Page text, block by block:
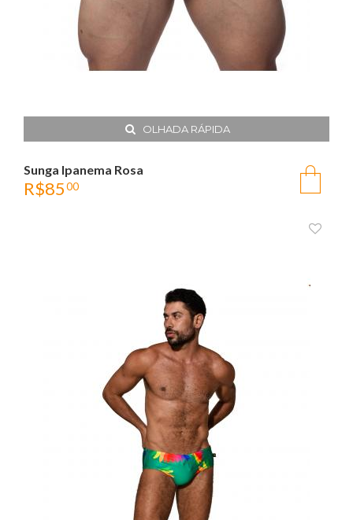
OLHADA RÁPIDA
Sunga Ipanema Rosa
R$8500